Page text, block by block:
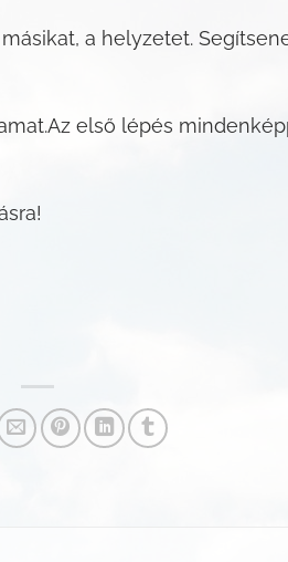
a helyzetet.
első lépés